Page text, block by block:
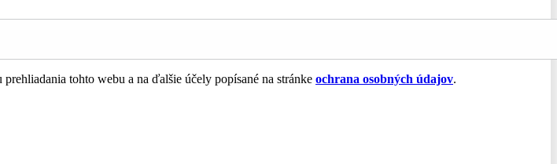
tohto webu a na ďalšie účely popísané na stránke ochrana osobných údajov.